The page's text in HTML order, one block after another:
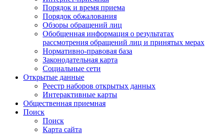
Порядок и время приема
Порядок обжалования
Обзоры обращений лиц
Обобщенная информация о результатах
рассмотрения обращений лиц и принятых мерах
Нормативно-правовая база
Законодательная карта
Социальные сети
Открытые данные
Реестр наборов открытых данных
Интерактивные карты
Общественная приемная
Поиск
Поиск
Карта сайта